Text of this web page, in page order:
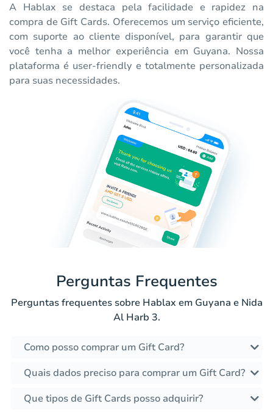
A Hablax se destaca pela facilidade e rapidez na
compra de Gift Cards. Oferecemos um serviço eficiente,
com suporte ao cliente disponível, para garantir que
você tenha a melhor experiência em Guyana. Nossa
plataforma é user-friendly e totalmente personalizada
para suas necessidades.
Perguntas Frequentes
Perguntas frequentes sobre Hablax em Guyana e Nida
Al Harb 3.
Como posso comprar um Gift Card?
Quais dados preciso para comprar um Gift Card?
Que tipos de Gift Cards posso adquirir?